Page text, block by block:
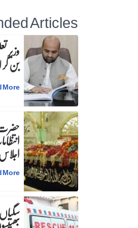
Articles
وزیرِ
بن
More
More